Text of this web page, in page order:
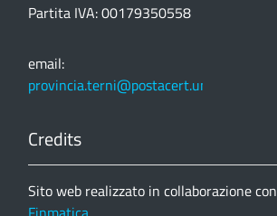
Partita IVA: 00179350558
email:
provincia.terni@postacert.umbria.it
Credits
Sito web realizzato in collaborazione con